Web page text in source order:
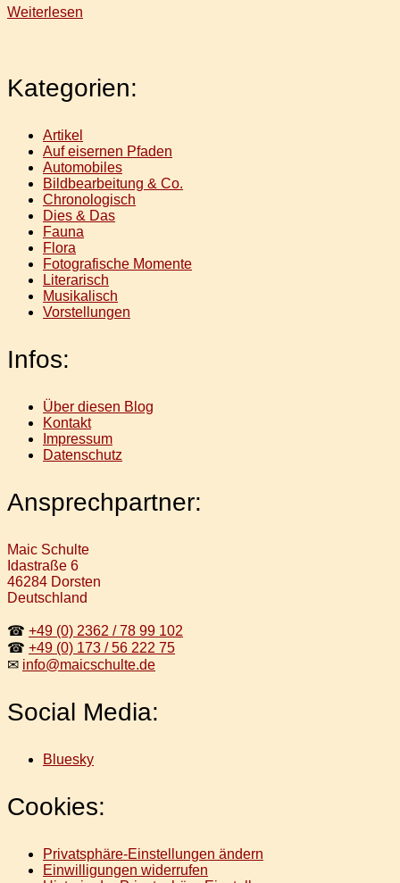
Weiterlesen
Kategorien:
Artikel
Auf eisernen Pfaden
Automobiles
Bildbearbeitung & Co.
Chronologisch
Dies & Das
Fauna
Flora
Fotografische Momente
Literarisch
Musikalisch
Vorstellungen
Infos:
Über diesen Blog
Kontakt
Impressum
Datenschutz
Ansprechpartner:
Maic Schulte
Idastraße 6
46284 Dorsten
Deutschland
☎ +49 (0) 2362 / 78 99 102
☎ +49 (0) 173 / 56 222 75
✉ info@maicschulte.de
Social Media:
Bluesky
Cookies:
Privatsphäre-Einstellungen ändern
Einwilligungen widerrufen